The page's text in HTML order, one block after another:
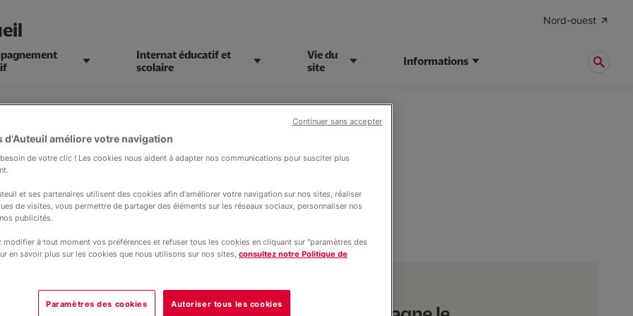
Internat éducatif et
scolaire
Vie du
site
Informations
Nord-ouest
éducatif à l'IES
d'Auteuil améliore votre navigation
de votre clic ! Les cookies nous aident à adapter nos communications pour susciter plus
et ses partenaires utilisent des cookies afin d'améliorer votre navigation sur nos sites, réaliser
de visites, vous permettre de partager des éléments sur les réseaux sociaux, personnaliser nos
publicités.
modifier à tout moment vos préférences et refuser tous les cookies en cliquant sur "paramètres des
en savoir plus sur les cookies que nous utilisons sur nos sites, consultez notre Politique de
Paramètres des cookies Autoriser tous les cookies
Continuer sans accepter